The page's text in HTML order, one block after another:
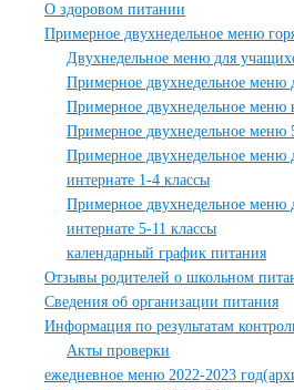
О здоровом питании
Примерное двухнедельное меню
Двухнедельное меню для
Примерное двухнедельное меню
Примерное двухнедельное меню
Примерное двухнедельное меню
Примерное двухнедельное
интернате 1-4 классы
Примерное двухнедельное
интернате 5-11 классы
календарный график питания
Отзывы родителей о школьном
Сведения об организации питания
Информация по результатам
Акты проверки
ежедневное меню 2022-2023